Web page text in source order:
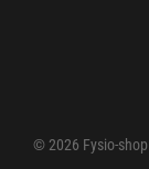
© 2026 Fysio-